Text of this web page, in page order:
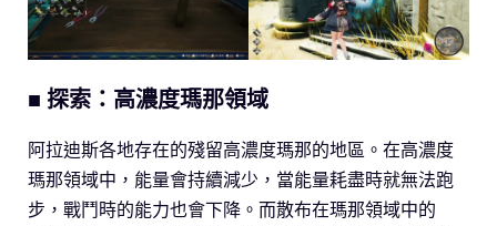
■ 探索：高濃度瑪那領域
阿拉迪斯各地存在的殘留高濃度瑪那的地區。在高濃度
瑪那領域中，能量會持續減少，當能量耗盡時就無法跑
步，戰鬥時的能力也會下降。而散布在瑪那領域中的